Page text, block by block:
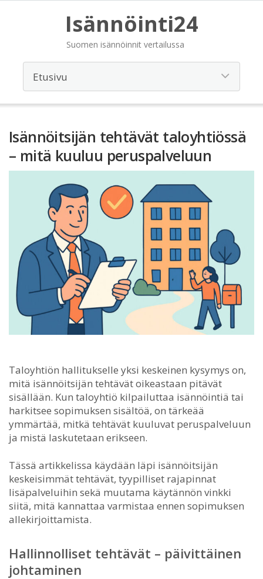
Isännöinti24
Suomen isännöinnit vertailussa
Isännöitsijän tehtävät taloyhtiössä
– mitä kuuluu peruspalveluun
Taloyhtiön hallitukselle yksi keskeinen kysymys on,
mitä isännöitsijän tehtävät oikeastaan pitävät
sisällään. Kun taloyhtiö kilpailuttaa isännöintiä tai
harkitsee sopimuksen sisältöä, on tärkeää
ymmärtää, mitkä tehtävät kuuluvat peruspalveluun
ja mistä laskutetaan erikseen.
Tässä artikkelissa käydään läpi isännöitsijän
keskeisimmät tehtävät, tyypilliset rajapinnat
lisäpalveluihin sekä muutama käytännön vinkki
siitä, mitä kannattaa varmistaa ennen sopimuksen
allekirjoittamista.
Hallinnolliset tehtävät – päivittäinen
johtaminen